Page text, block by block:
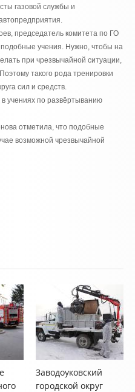
газовой службы и
председатель комитета по ГО
учения. Нужно, чтобы на
при чрезвычайной ситуации,
такого рода тренировки
сил и средств.
в учениях по развёртыванию
отметила, что подобные
возможной чрезвычайной
Заводоуковский
городской округ